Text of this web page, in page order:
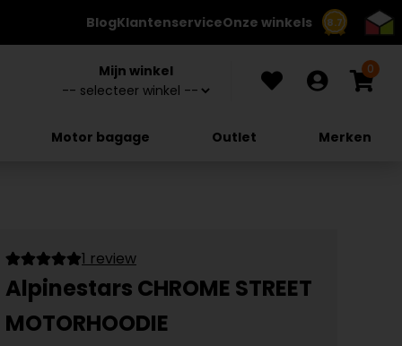
8.7
BlogKlantenserviceOnze winkels
Mijn winkel 0
Motor bagage Outlet Merken
1 review
Alpinestars CHROME STREET
MOTORHOODIE